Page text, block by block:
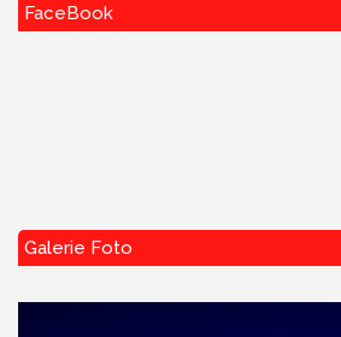
FaceBook
Galerie Foto